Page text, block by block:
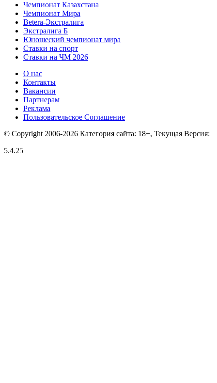
Чемпионат Казахстана
Чемпионат Мира
Betera-Экстралига
Экстралига Б
Юношеский чемпионат мира
Ставки на спорт
Ставки на ЧМ 2026
О нас
Контакты
Вакансии
Партнерам
Реклама
Пользовательское Соглашение
© Copyright 2006-2026 Категория сайта: 18+, Текущая Версия:
5.4.25